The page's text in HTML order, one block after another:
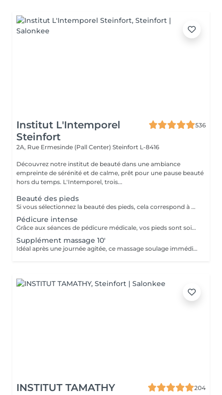
Institut L'Intemporel
Steinfort
536
2A, Rue Ermesinde (Pall Center) Steinfort L-8416
Découvrez notre institut de beauté dans une ambiance
empreinte de sérénité et de calme, prêt pour une pause beauté
hors du temps. L'Intemporel, trois...
Beauté des pieds
Si vous sélectionnez la beauté des pieds, cela correspond à couper et limer les ongles, repousser et couper mes cuticules, râper et masser les pieds. Si vous avez des soucis tels que : cors, ongles incarnés, ongles épaissis, mycoses ou tout autre douleur spécifique merci de sélectionner la pédicure qui est médicale.
Pédicure intense
Grâce aux séances de pédicure médicale, vos pieds sont soignés et traités en profondeur. En termes de soins de soi, les pieds sont souvent la partie du corps oubliée. C'est pourtant l'une de celles qui subit le plus votre quotidien. Ongles incarnés, cors, durillons et autres crevasses, sont des sources d'inconfort qui peuvent aisément être évitées si un soin est apporté assez tôt . Nos séances de pédicure médicale vous permettent une prise en charge complète de vos pieds. Du soin d'entretien au traitement plus profond, vos pieds sont massés, traités et soignés avec toute l'expertise de nos pédicures. Conseillée toutes les 4 semaines.
Supplément massage 10'
Idéal après une journée agitée, ce massage soulage immédiatement vos pieds.
INSTITUT TAMATHY
204